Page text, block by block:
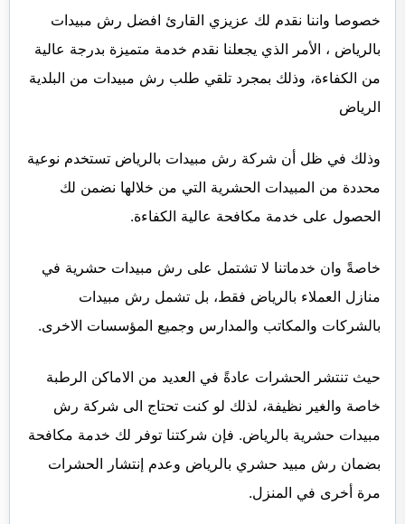
خصوصا واننا نقدم لك عزيزي القارئ افضل رش مبيدات
بالرياض ، الأمر الذي يجعلنا نقدم خدمة متميزة بدرجة عالية
من الكفاءة، وذلك بمجرد تلقي طلب رش مبيدات من البلدية
الرياض
وذلك في ظل أن شركة رش مبيدات بالرياض تستخدم نوعية
محددة من المبيدات الحشرية التي من خلالها نضمن لك
الحصول على خدمة مكافحة عالية الكفاءة.
خاصةً وان خدماتنا لا تشتمل على رش مبيدات حشرية في
منازل العملاء بالرياض فقط، بل تشمل رش مبيدات
بالشركات والمكاتب والمدارس وجميع المؤسسات الاخرى.
حيث تنتشر الحشرات عادةً في العديد من الاماكن الرطبة
خاصة والغير نظيفة، لذلك لو كنت تحتاج الى شركة رش
مبيدات حشرية بالرياض. فإن شركتنا توفر لك خدمة مكافحة
بضمان رش مبيد حشري بالرياض وعدم إنتشار الحشرات
مرة أخرى في المنزل.